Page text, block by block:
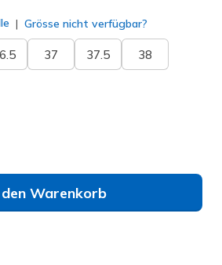
Grösse nicht verfügbar?
37 37.5 38
den Warenkorb